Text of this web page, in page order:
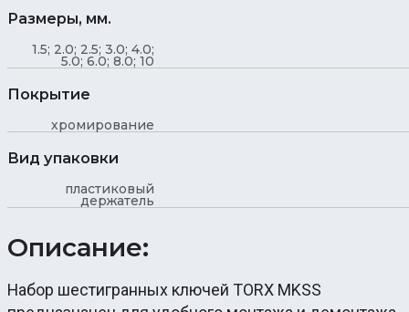
Размеры, мм.
1.5; 2.0; 2.5; 3.0; 4.0;
5.0; 6.0; 8.0; 10
Покрытие
хромирование
Вид упаковки
пластиковый
держатель
Описание:
Набор шестигранных ключей TORX MKSS